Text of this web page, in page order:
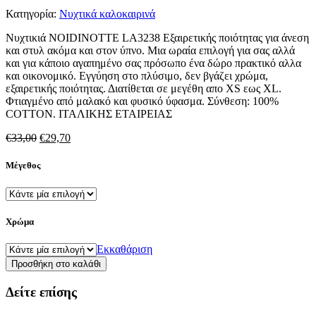
Κατηγορία: Νυχτικά καλοκαιρινά
Νυχτικιά NOIDINOTTE LA3238 Εξαιρετικής ποιότητας για άνεση
και στυλ ακόμα και στον ύπνο. Μια ωραία επιλογή για σας αλλά
και για κάποιο αγαπημένο σας πρόσωπο ένα δώρο πρακτικό αλλα
και οικονομικό. Εγγύηση στο πλύσιμο, δεν βγάζει χρώμα,
εξαιρετικής ποιότητας. Διατίθεται σε μεγέθη απο XS εως XL.
Φτιαγμένο από μαλακό και φυσικό ύφασμα. Σύνθεση: 100%
COTTON. ΙΤΑΛΙΚΗΣ ΕΤΑΙΡΕΙΑΣ
€33,00 Original
was:
€29,70Η
€29,70.
Μέγεθος
Χρώμα
Εκκαθάριση
Νυχτικιά
NOIDINOTTE
LA3238
ποσότητα
Προσθήκη στο καλάθι
Δείτε επίσης